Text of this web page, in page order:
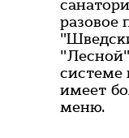
разовое
системе
имеет
меню.